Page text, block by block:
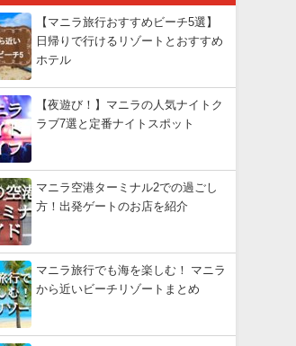
【マニラ旅行おすすめビーチ5選】
日帰りで行けるリゾートとおすすめ
ホテル
【夜遊び！】マニラの人気ナイトク
ラブ7選と定番ナイトスポット
マニラ空港ターミナル2での過ごし
方！出発ゲートのお店を紹介
マニラ旅行でも海を楽しむ！ マニラ
から近いビーチリゾートまとめ